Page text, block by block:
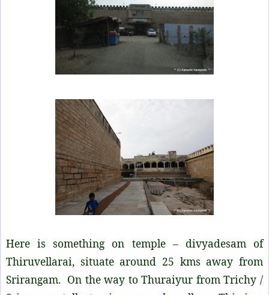
Here is something on temple – divyadesam of
Thiruvellarai, situate around 25 kms away from
Srirangam. On the way to Thuraiyur from Trichy /